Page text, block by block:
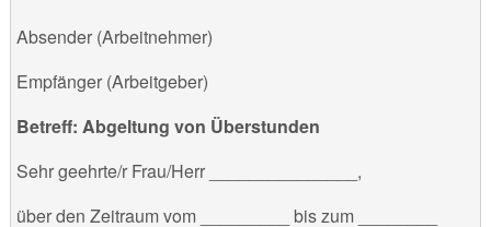
Absender (Arbeitnehmer)
Empfänger (Arbeitgeber)
Betreff: Abgeltung von Überstunden
Sehr geehrte/r Frau/Herr _______________,
über den Zeitraum vom _________ bis zum ________